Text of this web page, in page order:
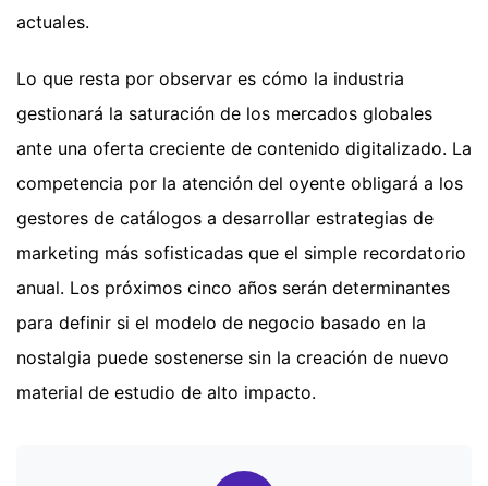
actuales.
Lo que resta por observar es cómo la industria
gestionará la saturación de los mercados globales
ante una oferta creciente de contenido digitalizado. La
competencia por la atención del oyente obligará a los
gestores de catálogos a desarrollar estrategias de
marketing más sofisticadas que el simple recordatorio
anual. Los próximos cinco años serán determinantes
para definir si el modelo de negocio basado en la
nostalgia puede sostenerse sin la creación de nuevo
material de estudio de alto impacto.